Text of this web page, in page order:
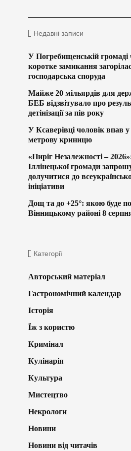
Недавні записи
У Погребищенській громаді
коротке замикання
господарська споруда
Майже 20 мільярдів для
БЕБ відзвітувало про
детінізації за пів року
У Ксаверівці чоловік впав у
метрову криницю
«Пиріг Незалежності –
Іллінецької громади
долучитися до
ініціативи
Дощ та до +25°: якою буде
Вінницькому районі 8
Категорії
Авторський матеріал
Гастрономічний календар
Історія
Їж з користю
Кримінал
Кулінарія
Культура
Мистецтво
Некрологи
Новини
Новини від читачів